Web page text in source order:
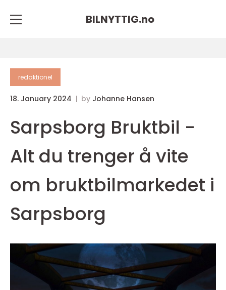
BILNYTTIG.no
redaktionel
18. January 2024 by Johanne Hansen
Sarpsborg Bruktbil -
Alt du trenger å vite
om bruktbilmarkedet i
Sarpsborg